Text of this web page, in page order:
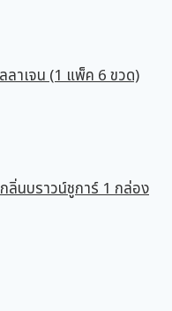
าเจน (1 แพ็ค 6 ขวด)
ลิ่นบราวน์ชูการ์ 1 กล่อง